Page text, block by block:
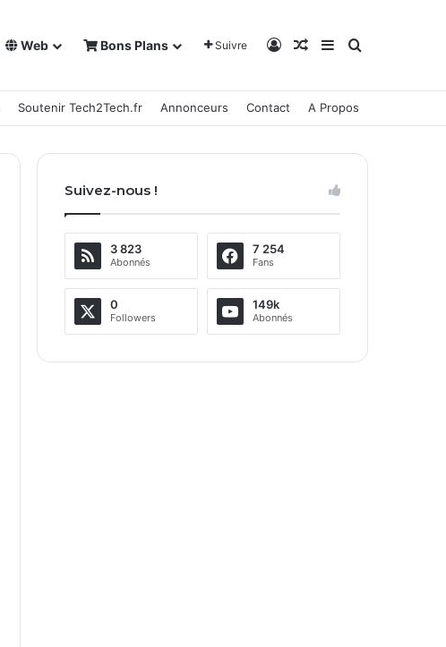
Web Bons Plans Suivre Connexion
Article Aléatoire
Sidebar (barre
Rechercher
Soutenir Tech2Tech.fr Annonceurs Contact A Propos
Suivez-nous !
3 823
Abonnés
7 254
Fans
0
Followers
149k
Abonnés